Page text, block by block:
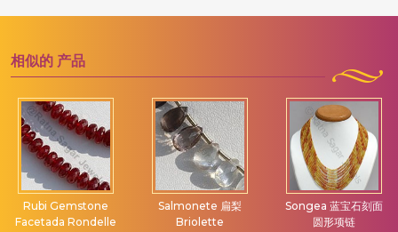
相似的 产品
Rubi Gemstone
Facetada Rondelle
Salmonete 扁梨
Briolette
Songea 蓝宝石刻面
圆形项链